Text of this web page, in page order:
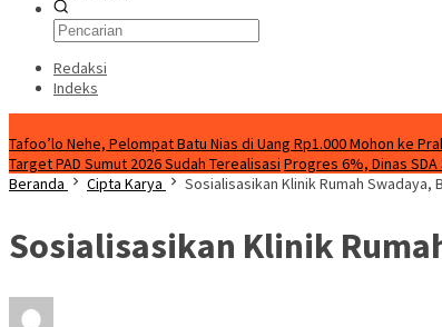
Redaksi
Indeks
Tafoo’lo Nehe, Pelompat Batu Nias di Uang Rp1.000 Mohon ke
Target PAD Sumut 2026 Sudah Terealisasi Progres 6%, Dinas
Beranda
Cipta Karya Sosialisasikan Klinik Rumah Swadaya,
Sosialisasikan Klinik